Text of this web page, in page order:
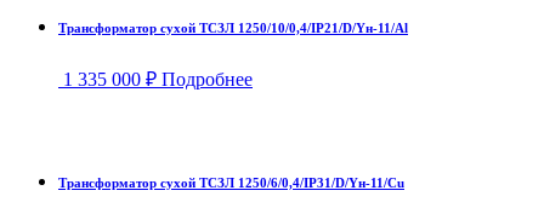
Трансформатор сухой ТСЗЛ 1250/10/0,4/IP21/D/Yн-11/Al
1 335 000 ₽ Подробнее
Трансформатор сухой ТСЗЛ 1250/6/0,4/IP31/D/Yн-11/Cu